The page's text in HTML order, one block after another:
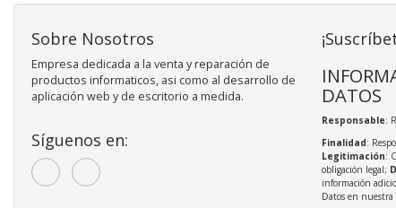
Sobre Nosotros
Empresa dedicada a la venta y reparación de
productos informaticos, asi como al desarrollo de
aplicación web y de escritorio a medida.
Síguenos en:
DATOS
Responsable:
Finalidad:
Legitimación:
obligación legal;
información
Datos en nuestra